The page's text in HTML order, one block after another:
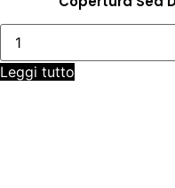
Copertura
Sea
Doo
Spark
3
Leggi tutto